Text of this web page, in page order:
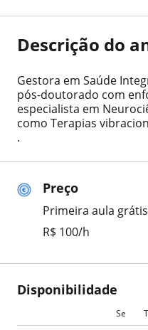
Preço
Primeira aula grátis
R$ 100/h
Disponibilidade
Se
Descrição do
Gestora em Saúde
pós-doutorado com
especialista em
como Terapias
.